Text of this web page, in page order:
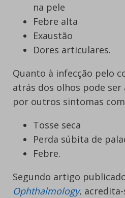
na pele
Febre alta
Exaustão
Dores articulares.
Quanto à infecção pelo
atrás dos olhos pode ser
por outros sintomas
Tosse seca
Perda súbita de
Febre.
Segundo artigo
Ophthalmology,